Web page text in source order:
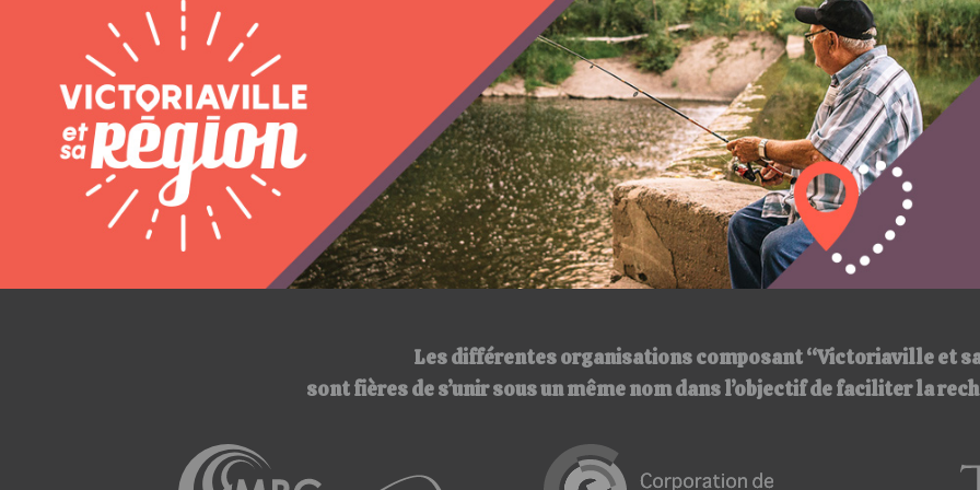
Les différentes organisations composant “Victoriaville et
sont fières de s’unir sous un même nomdans l’objectif de faciliter la